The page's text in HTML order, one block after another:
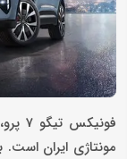
مونتاژی ایران